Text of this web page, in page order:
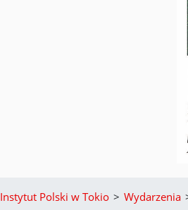
Instytut Polski w Tokio > Wydarzenia